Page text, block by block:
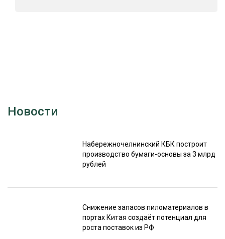
Новости
Набережночелнинский КБК построит
производство бумаги-основы за 3 млрд
рублей
Снижение запасов пиломатериалов в
портах Китая создаёт потенциал для
роста поставок из РФ